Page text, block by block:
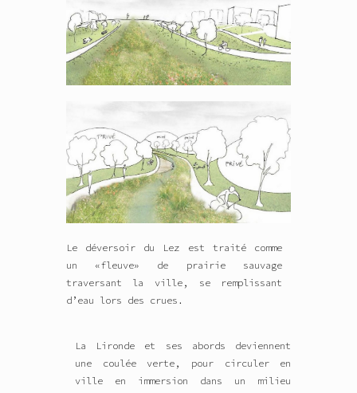
Le déversoir du Lez est traité comme
un «fleuve» de prairie sauvage
traversant la ville, se remplissant
d’eau lors des crues.
La Lironde et ses abords deviennent
une coulée verte, pour circuler en
ville en immersion dans un milieu